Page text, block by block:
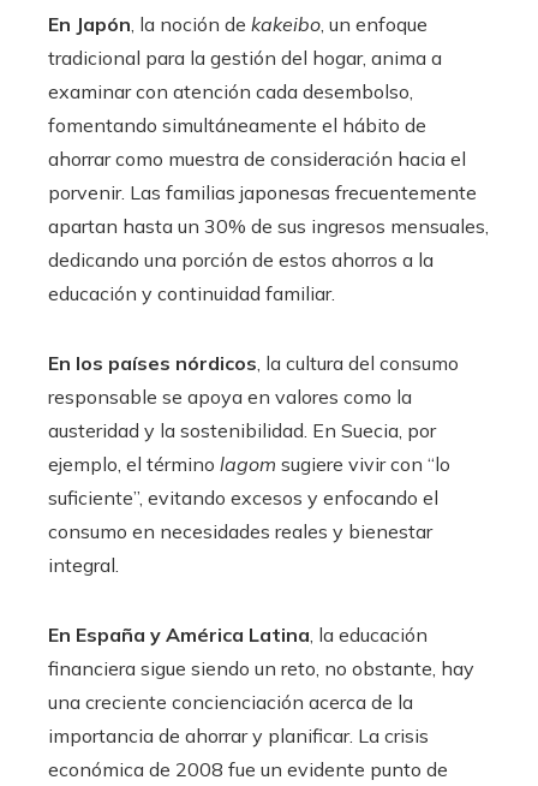
En Japón , la noción de kakeibo , un enfoque
tradicional para la gestión del hogar, anima a
examinar con atención cada desembolso,
fomentando simultáneamente el hábito de
ahorrar como muestra de consideración hacia el
porvenir. Las familias japonesas frecuentemente
apartan hasta un 30% de sus ingresos mensuales,
dedicando una porción de estos ahorros a la
educación y continuidad familiar.
En los países nórdicos , la cultura del consumo
responsable se apoya en valores como la
austeridad y la sostenibilidad. En Suecia, por
ejemplo, el término lagom sugiere vivir con “lo
suficiente”, evitando excesos y enfocando el
consumo en necesidades reales y bienestar
integral.
En España y América Latina , la educación
financiera sigue siendo un reto, no obstante, hay
una creciente concienciación acerca de la
importancia de ahorrar y planificar. La crisis
económica de 2008 fue un evidente punto de